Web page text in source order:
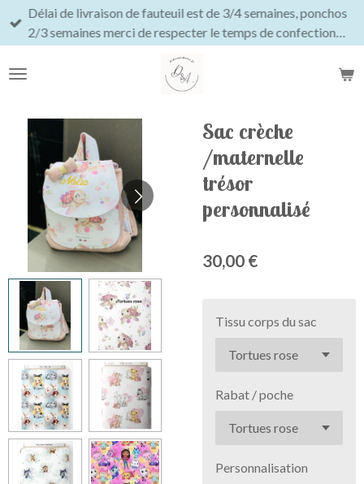
Passer
principal
Délai de livraison de fauteuil est de 3/4 semaines, ponchos
2/3 semaines merci de respecter le temps de confection…
Sac crèche
/maternelle
trésor
personnalisé
30,00 €
Tissu corps du sac
Rabat / poche
Personnalisation